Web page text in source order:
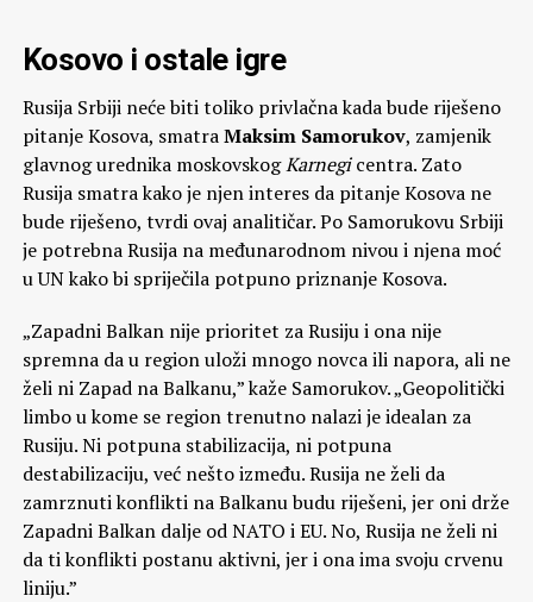
Kosovo i ostale igre
Rusija Srbiji neće biti toliko privlačna kada bude riješeno
pitanje Kosova, smatraMaksim Samorukov, zamjenik
glavnog urednika moskovskogKarnegicentra. Zato
Rusija smatra kako je njen interes da pitanje Kosova ne
bude riješeno, tvrdi ovaj analitičar. Po Samorukovu Srbiji
je potrebna Rusija na međunarodnom nivou i njena moć
u UN kako bi spriječila potpuno priznanje Kosova.
„Zapadni Balkan nije prioritet za Rusiju i ona nije
spremna da u region uloži mnogo novca ili napora, ali ne
želi ni Zapad na Balkanu,” kaže Samorukov. „Geopolitički
limbo u kome se region trenutno nalazi je idealan za
Rusiju. Ni potpuna stabilizacija, ni potpuna
destabilizaciju, već nešto između. Rusija ne želi da
zamrznuti konflikti na Balkanu budu riješeni, jer oni drže
Zapadni Balkan dalje od NATO i EU. No, Rusija ne želi ni
da ti konflikti postanu aktivni, jer i ona ima svoju crvenu
liniju.”